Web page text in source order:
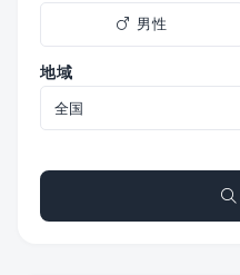
男性
地域